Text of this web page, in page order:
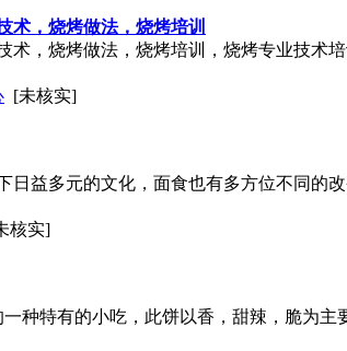
术，烧烤做法，烧烤培训
术，烧烤做法，烧烤培训，烧烤专业技术
[未核实]
日益多元的文化，面食也有多方位不同的
核实]
种特有的小吃，此饼以香，甜辣，脆为